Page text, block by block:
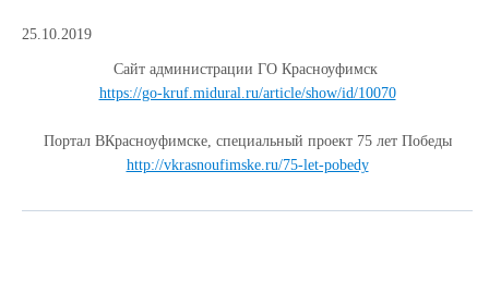
25.10.2019
Сайт администрации ГО Красноуфимск
https://go-kruf.midural.ru/article/show/id/10070
Портал ВКрасноуфимске, специальный проект 75 лет Победы
http://vkrasnoufimske.ru/75-let-pobedy